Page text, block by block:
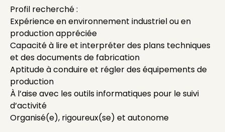
Profil recherché :
Expérience en environnement industriel ou en
production appréciée
Capacité à lire et interpréter des plans techniques
et des documents de fabrication
Aptitude à conduire et régler des équipements de
production
À l’aise avec les outils informatiques pour le suivi
d’activité
Organisé(e), rigoureux(se) et autonome